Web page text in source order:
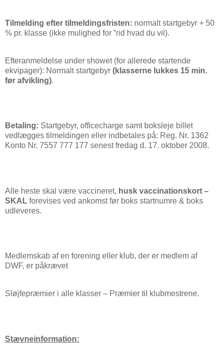
Tilmelding efter tilmeldingsfristen: normalt startgebyr + 50
% pr. klasse (ikke mulighed for ”rid hvad du vil).
Efteranmeldelse under showet (for allerede startende
ekvipager): Normalt startgebyr (klasserne lukkes 15 min.
før afvikling).
Betaling: Startgebyr, officecharge samt boksleje billet
vedlægges tilmeldingen eller indbetales på: Reg. Nr. 1362
Konto Nr. 7557 777 177 senest fredag d. 17. oktober 2008.
Alle heste skal være vaccineret, husk vaccinationskort –
SKAL forevises ved ankomst før boks startnumre & boks
udleveres.
Medlemskab af en forening eller klub, der er medlem af
DWF, er påkrævet
Sløjfepræmier i alle klasser – Præmier til klubmestrene.
Stævneinformation: